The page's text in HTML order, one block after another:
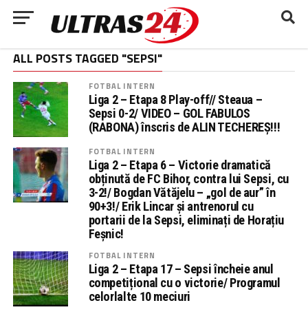
ALL POSTS TAGGED "SEPSI"
FOTBAL INTERN
Liga 2 – Etapa 8 Play-off// Steaua –
Sepsi 0-2/ VIDEO – GOL FABULOS
(RABONA) înscris de ALIN TECHEREȘ!!!
FOTBAL INTERN
Liga 2 – Etapa 6 – Victorie dramatică
obținută de FC Bihor, contra lui Sepsi, cu
3-2!/ Bogdan Vătăjelu – „gol de aur” în
90+3!/ Erik Lincar și antrenorul cu
portarii de la Sepsi, eliminați de Horațiu
Feșnic!
FOTBAL INTERN
Liga 2 – Etapa 17 – Sepsi încheie anul
competițional cu o victorie/ Programul
celorlalte 10 meciuri